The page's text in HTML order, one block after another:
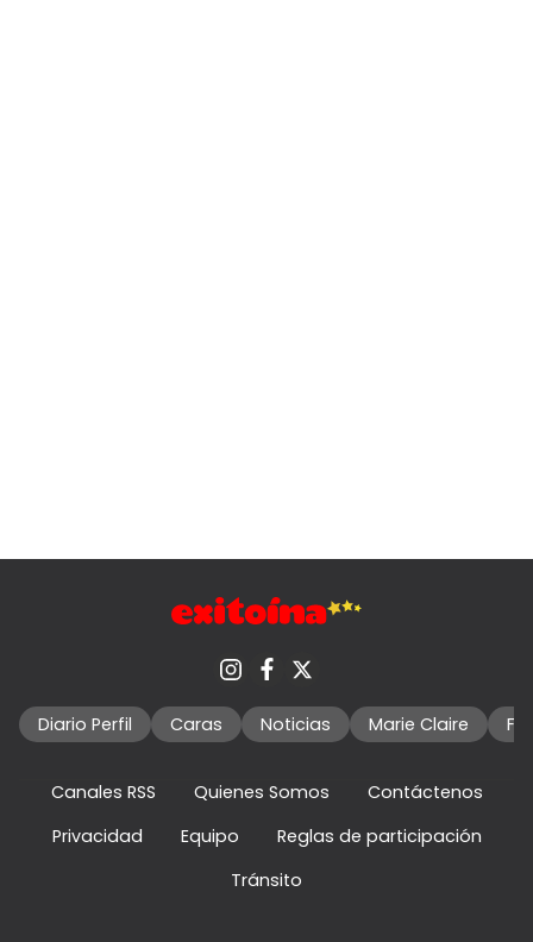
Diario Perfil Caras Noticias Marie Claire
Canales RSS Quienes Somos
Contáctenos
Privacidad
Equipo
Reglas de participación
Tránsito